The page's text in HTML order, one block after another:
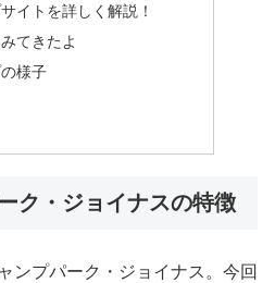
イトを詳しく解説！
てきたよ
様子
ク・ジョイナスの特徴
ンプパーク・ジョイナス。今回